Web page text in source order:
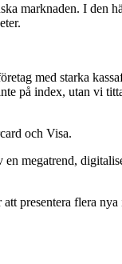
marknaden. I den
med starka
på index, utan vi
och Visa.
megatrend,
presentera flera nya